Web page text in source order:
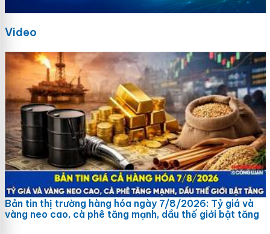
Video
Bản tin thị trường hàng hóa ngày 7/8/2026: Tỷ giá và
vàng neo cao, cà phê tăng mạnh, dầu thế giới bật tăng